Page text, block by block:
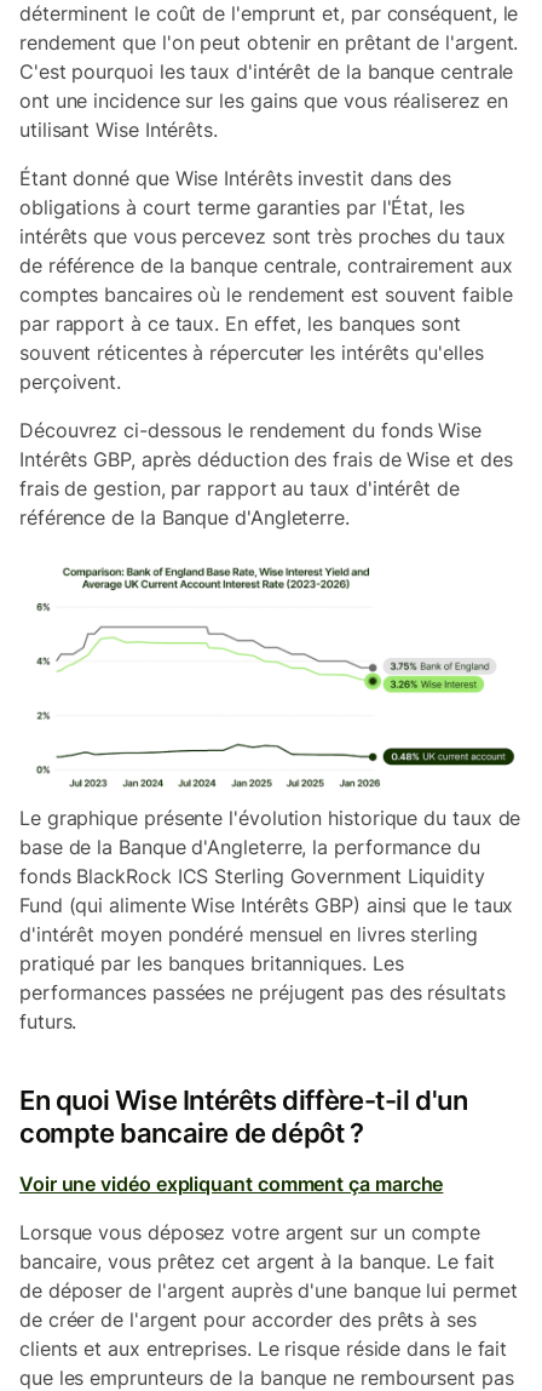
déterminent le coût de l'emprunt et, par conséquent, le
rendement que l'on peut obtenir en prêtant de l'argent.
C'est pourquoi les taux d'intérêt de la banque centrale
ont une incidence sur les gains que vous réaliserez en
utilisant Wise Intérêts.
Étant donné que Wise Intérêts investit dans des
obligations à court terme garanties par l'État, les
intérêts que vous percevez sont très proches du taux
de référence de la banque centrale, contrairement aux
comptes bancaires où le rendement est souvent faible
par rapport à ce taux. En effet, les banques sont
souvent réticentes à répercuter les intérêts qu'elles
perçoivent.
Découvrez ci-dessous le rendement du fonds Wise
Intérêts GBP, après déduction des frais de Wise et des
frais de gestion, par rapport au taux d'intérêt de
référence de la Banque d'Angleterre.
Le graphique présente l'évolution historique du taux de
base de la Banque d'Angleterre, la performance du
fonds BlackRock ICS Sterling Government Liquidity
Fund (qui alimente Wise Intérêts GBP) ainsi que le taux
d'intérêt moyen pondéré mensuel en livres sterling
pratiqué par les banques britanniques. Les
performances passées ne préjugent pas des résultats
futurs.
En quoi Wise Intérêts diffère-t-il d'un
compte bancaire de dépôt ?
Voir une vidéo expliquant comment ça marche
Lorsque vous déposez votre argent sur un compte
bancaire, vous prêtez cet argent à la banque. Le fait
de déposer de l'argent auprès d'une banque lui permet
de créer de l'argent pour accorder des prêts à ses
clients et aux entreprises. Le risque réside dans le fait
que les emprunteurs de la banque ne remboursent pas